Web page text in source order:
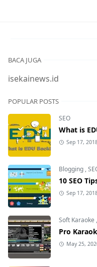
BACA JUGA
isekainews.id
POPULAR POSTS
SEO
What is
Sep 17,
Blogging ,
10 SEO
Sep 17,
Soft Karaoke ,
Pro
May 25,